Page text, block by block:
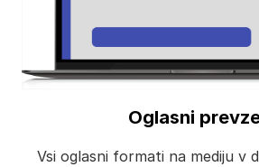
Oglasni
Vsi oglasni formati na mediju v